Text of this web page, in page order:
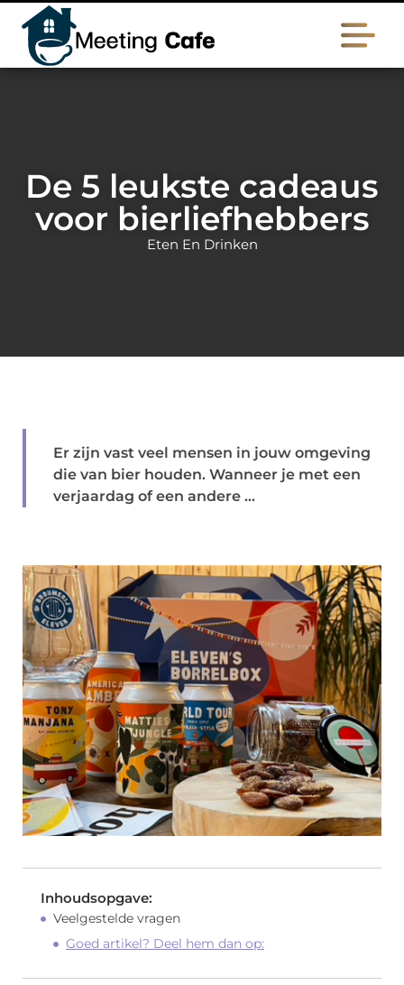
De 5 leukste cadeaus
voor bierliefhebbers
Eten En Drinken
Er zijn vast veel mensen in jouw omgeving
die van bier houden. Wanneer je met een
verjaardag of een andere ...
Inhoudsopgave:
Veelgestelde vragen
Goed artikel? Deel hem dan op: